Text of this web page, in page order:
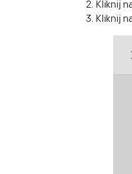
Kliknij
Kliknij